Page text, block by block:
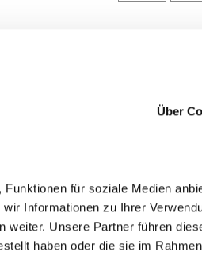
Über
für soziale Medien
Informationen zu Ihrer
weiter. Unsere Partner führen
haben oder die sie im